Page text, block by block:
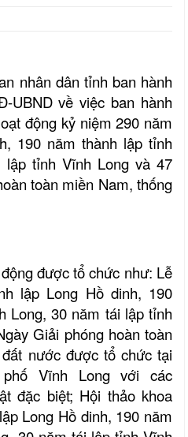
nhân dân tỉnh ban hành
UBND về việc ban hành
động kỷ niệm 290 năm
190 năm thành lập tỉnh
tỉnh Vĩnh Long và 47
toàn miền Nam, thống
được tổ chức như: Lễ
lập Long Hồ dinh, 190
Long, 30 năm tái lập tỉnh
Giải phóng hoàn toàn
nước được tổ chức tại
Vĩnh Long với các
đặc biệt; Hội thảo khoa
Long Hồ dinh, 190 năm